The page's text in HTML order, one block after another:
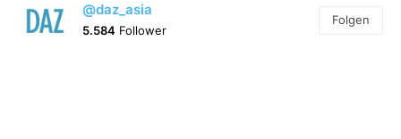
@daz_asia
5.584 Follower
Folgen